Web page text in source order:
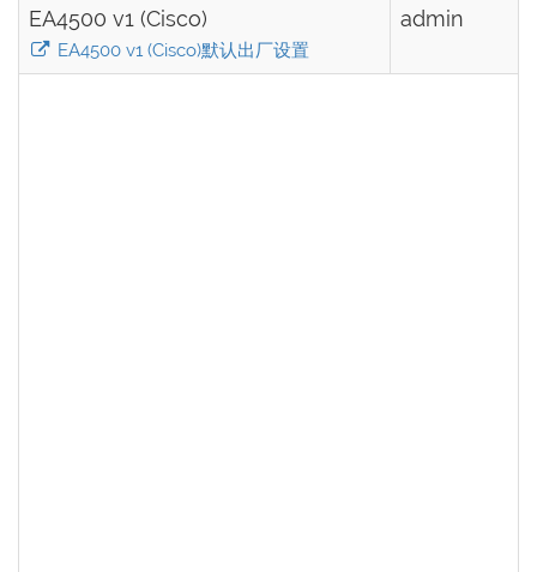
EA4500 v1 (Cisco)
EA4500 v1 (Cisco)默认出厂设置
admin